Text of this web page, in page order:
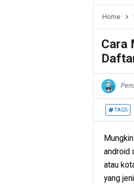
Home
Cara
TAGS
android
atau
yang